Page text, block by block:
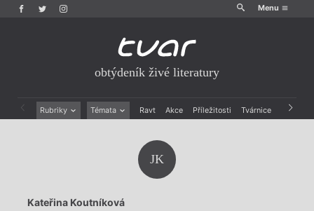
Menu
obtýdeník živé literatury
Rubriky Témata Ravt Akce Příležitosti Tvárnice Archiv
Rozhovory
Dokument
JK
Kateřina Koutníková